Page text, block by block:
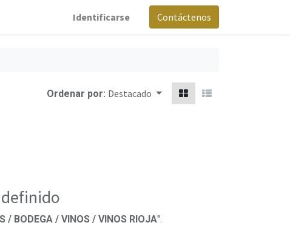
Identificarse Contáctenos
Ordenar por: Destacado
/ BODEGA / VINOS / VINOS RIOJA".